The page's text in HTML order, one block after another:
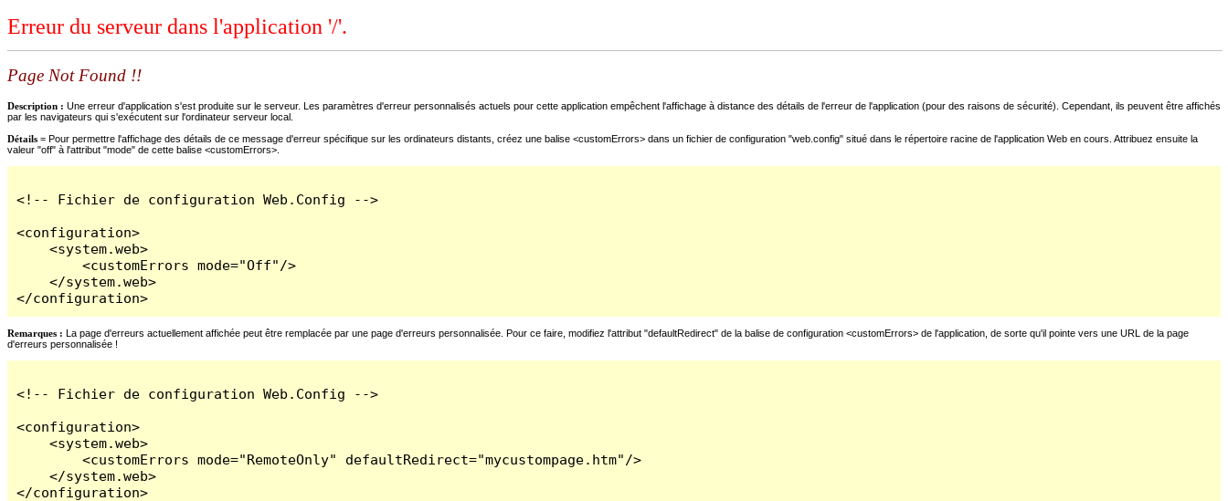
Erreur du serveur dans l'application '/'.
Page Not Found !!
Description : Une erreur d'application s'est produite sur le serveur. Les paramètres d'erreur personnalisés actuels pour cette application empêchent l'affichage à distance des détails de l'erreur de l'application (pour des raisons de sécurité). Cependant, ils peuvent être affichés
par les navigateurs qui s'exécutent sur l'ordinateur serveur local.
Détails = Pour permettre l'affichage des détails de ce message d'erreur spécifique sur les ordinateurs distants, créez une balise <customErrors> dans un fichier de configuration "web.config" situé dans le répertoire racine de l'application Web en cours. Attribuez ensuite la
valeur "off" à l'attribut "mode" de cette balise <customErrors>.
<!-- Fichier de configuration Web.Config -->
<configuration>
    <system.web>
        <customErrors mode="Off"/>
    </system.web>
</configuration>
Remarques : La page d'erreurs actuellement affichée peut être remplacée par une page d'erreurs personnalisée. Pour ce faire, modifiez l'attribut "defaultRedirect" de la balise de configuration <customErrors> de l'application, de sorte qu'il pointe vers une URL de la page
d'erreurs personnalisée !
<!-- Fichier de configuration Web.Config -->
<configuration>
    <system.web>
        <customErrors mode="RemoteOnly" defaultRedirect="mycustompage.htm"/>
    </system.web>
</configuration>